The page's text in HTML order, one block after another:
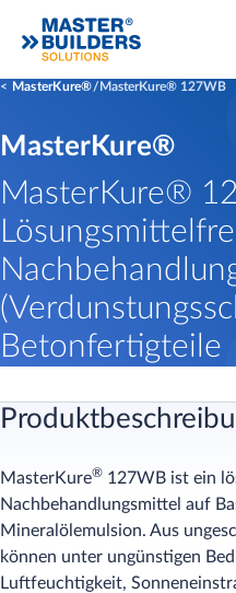
MasterKure® MasterKure® 127WB
MasterKure®
MasterKure®
Betonfertigteile
MasterKure® 127WB ist ein
Nachbehandlungsmittel auf
Mineralölemulsion. Aus
können unter ungünstigen
Luftfeuchtigkeit,